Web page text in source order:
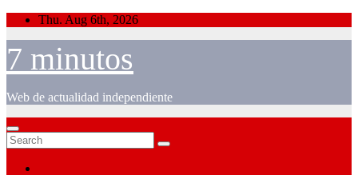
Skip
content
Thu. Aug 6th, 2026
7 minutos
Web de actualidad independiente